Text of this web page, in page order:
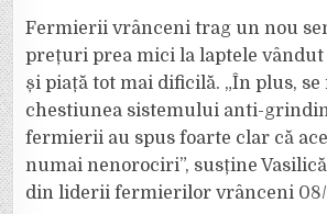
Fermierii vrânceni trag un nou
prețuri prea mici la laptele
și piață tot mai dificilă. „În plus,
chestiunea sistemului anti-
fermierii au spus foarte clar că
numai nenorociri”, susține
din liderii fermierilor vrânceni